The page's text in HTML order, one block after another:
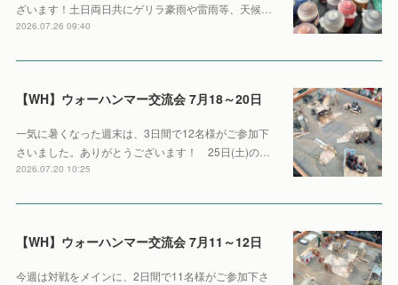
ざいます！土日両日共にゲリラ豪雨や雷雨等、天候…
2026.07.26 09:40
【WH】ウォーハンマー交流会 7月18～20日
一気に暑くなった週末は、3日間で12名様がご参加下
さいました。ありがとうございます！ 25日(土)の…
2026.07.20 10:25
【WH】ウォーハンマー交流会 7月11～12日
今週は対戦をメインに、2日間で11名様がご参加下さ